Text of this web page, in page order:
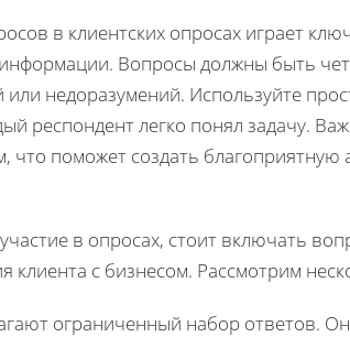
в клиентских опросах играет
Вопросы должны быть
недоразумений. Используйте
респондент легко понял задачу.
поможет создать благоприятную
в опросах, стоит включать
клиента с бизнесом. Рассмотрим
ограниченный набор ответов.